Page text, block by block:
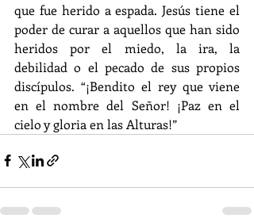
que fue herido a espada. Jesús tiene el
poder de curar a aquellos que han sido
heridos por el miedo, la ira, la
debilidad o el pecado de sus propios
discípulos. “¡Bendito el rey que viene
en el nombre del Señor! ¡Paz en el
cielo y gloria en las Alturas!”